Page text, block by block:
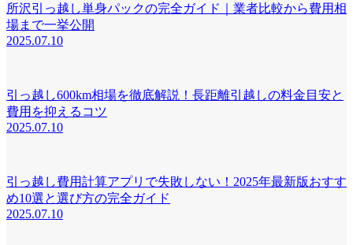
所沢引っ越し単身パックの完全ガイド｜業者比較から費用相
場まで一挙公開
2025.07.10
引っ越し600km相場を徹底解説！長距離引越しの料金目安と
費用を抑えるコツ
2025.07.10
引っ越し費用計算アプリで失敗しない！2025年最新版おすす
め10選と選び方の完全ガイド
2025.07.10